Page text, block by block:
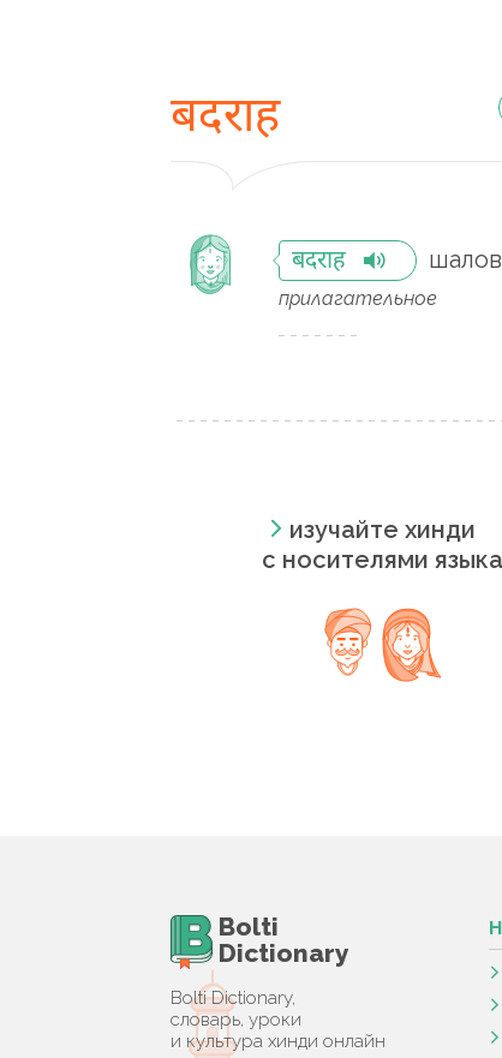
बदराह
बदराह
прилагательное
изучайте хинди
с носителями языка
Bolti
Dictionary
Bolti Dictionary,
словарь, уроки
и культура хинди онлайн